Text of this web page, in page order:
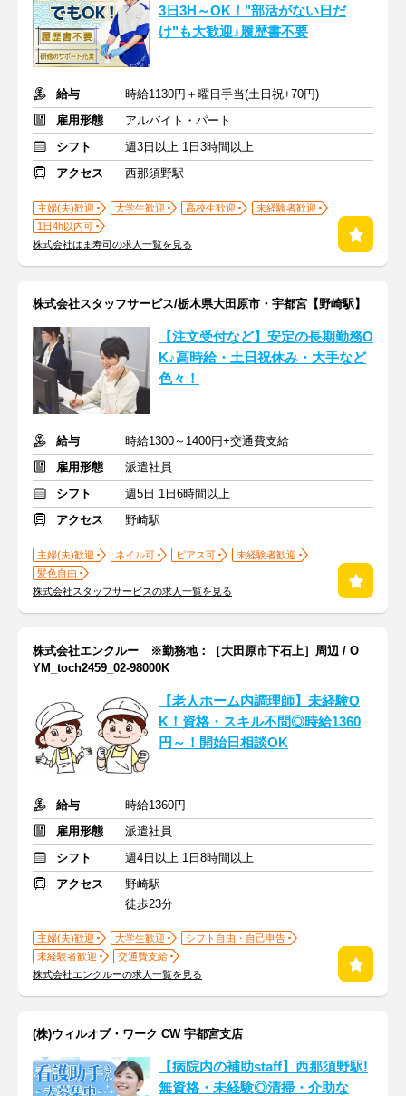
3日3H～OK！"部活がない日だ
け"も大歓迎♪履歴書不要
給与
時給1130円＋曜日手当(土日祝+70円)
雇用形態
アルバイト・パート
シフト
週3日以上 1日3時間以上
アクセス
西那須野駅
主婦(夫)歓迎 大学生歓迎 高校生歓迎
未経験者歓迎
1日4h以内可
株式会社はま寿司の求人一覧を見る
株式会社スタッフサービス/栃木県大田原市・宇都宮【野崎駅】
【注文受付など】安定の長期勤務O
K♪高時給・土日祝休み・大手など
色々！
給与
時給1300～1400円+交通費支給
雇用形態
派遣社員
シフト
週5日 1日6時間以上
アクセス
野崎駅
主婦(夫)歓迎 ネイル可 ピアス可
未経験者歓迎
髪色自由
株式会社スタッフサービスの求人一覧を見る
株式会社エンクルー ※勤務地：［大田原市下石上］周辺 / O
YM_toch2459_02-98000K
【老人ホーム内調理師】未経験O
K！資格・スキル不問◎時給1360
円～！開始日相談OK
給与
時給1360円
雇用形態
派遣社員
シフト
週4日以上 1日8時間以上
アクセス
野崎駅
徒歩23分
主婦(夫)歓迎 大学生歓迎
シフト自由・自己申告
未経験者歓迎
交通費支給
株式会社エンクルーの求人一覧を見る
(株)ウィルオブ・ワーク CW 宇都宮支店
【病院内の補助staff】西那須野駅!
無資格・未経験◎清掃・介助な